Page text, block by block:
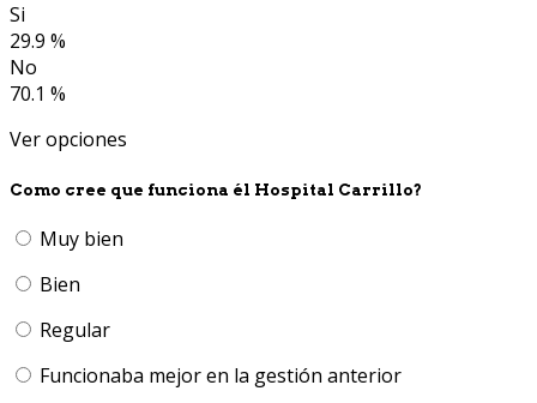
Si
29.9 %
No
70.1 %
Ver opciones
Como cree que funciona él Hospital Carrillo?
Muy bien
Bien
Regular
Funcionaba mejor en la gestión anterior